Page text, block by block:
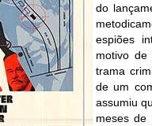
do
espiões
motivo de
trama
de um
assumiu
meses de